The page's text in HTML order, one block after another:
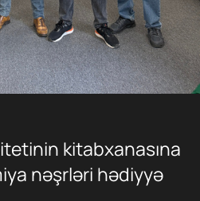
kitabxanasına
nəşrləri hədiyyə